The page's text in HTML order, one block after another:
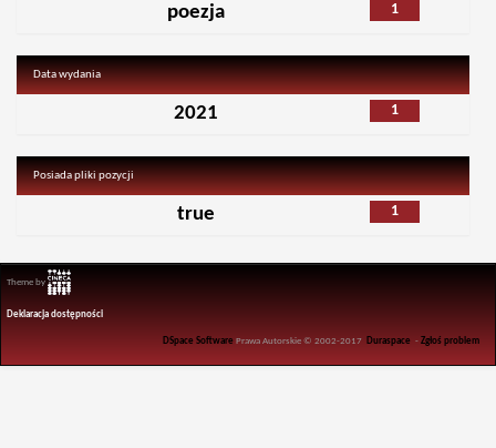
1
poezja
Data wydania
1
2021
Posiada pliki pozycji
1
true
Theme by
Deklaracja dostępności
DSpace Software Prawa Autorskie © 2002-2017 Duraspace -Zgłoś problem